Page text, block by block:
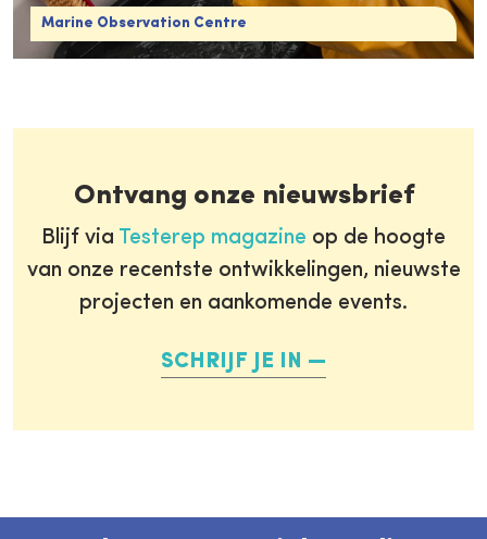
Marine Observation Centre
Ontvang onze nieuwsbrief
Blijf via Testerep magazine op de hoogte
van onze recentste ontwikkelingen, nieuwste
projecten en aankomende events.
SCHRIJF JE IN